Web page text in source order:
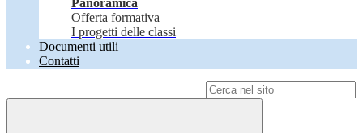
Panoramica
Offerta formativa
I progetti delle classi
Documenti utili
Contatti